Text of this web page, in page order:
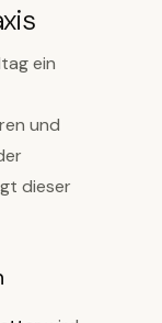
ein
und
dieser